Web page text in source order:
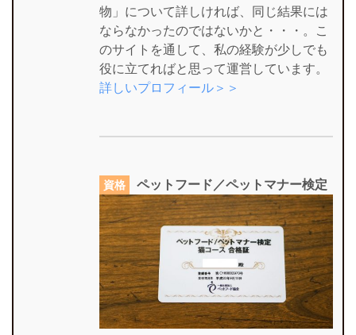
物」について詳しければ、同じ結果には
ならなかったのではないかと・・・。こ
のサイトを通して、私の経験が少しでも
役に立てればと思って運営しています。
詳しいプロフィール＞＞
資格 ペットフード／ペットマナー検定